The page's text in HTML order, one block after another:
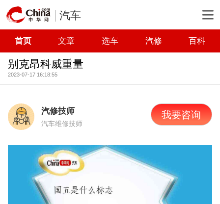
汽车
首页 文章 选车 汽修 百科
别克昂科威重量
2023-07-17 16:18:55
汽修技师
汽车维修技师
我要咨询